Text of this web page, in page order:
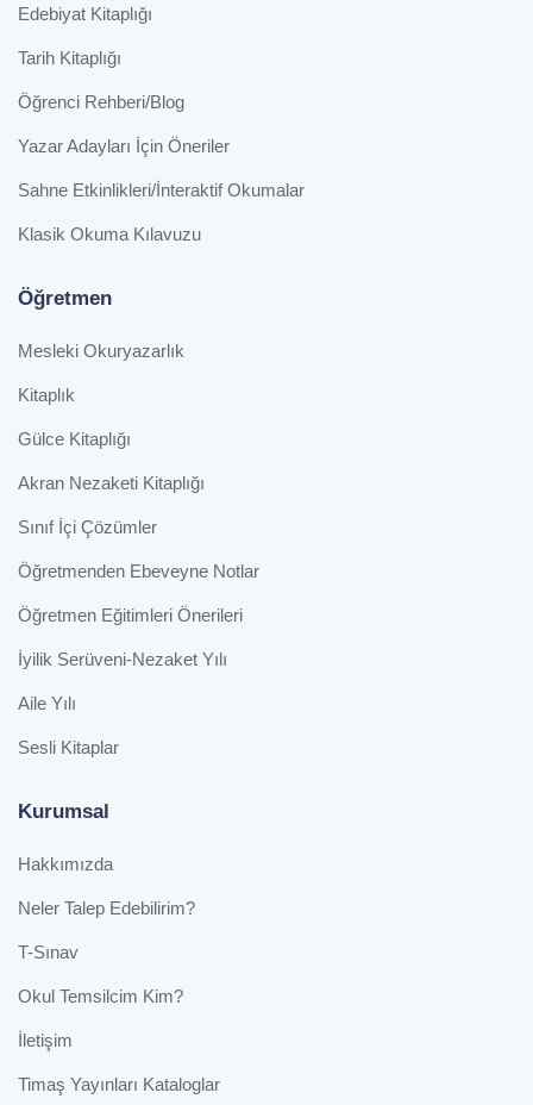
Edebiyat Kitaplığı
Tarih Kitaplığı
Öğrenci Rehberi/Blog
Yazar Adayları İçin Öneriler
Sahne Etkinlikleri/İnteraktif Okumalar
Klasik Okuma Kılavuzu
Öğretmen
Mesleki Okuryazarlık
Kitaplık
Gülce Kitaplığı
Akran Nezaketi Kitaplığı
Sınıf İçi Çözümler
Öğretmenden Ebeveyne Notlar
Öğretmen Eğitimleri Önerileri
İyilik Serüveni-Nezaket Yılı
Aile Yılı
Sesli Kitaplar
Kurumsal
Hakkımızda
Neler Talep Edebilirim?
T-Sınav
Okul Temsilcim Kim?
İletişim
Timaş Yayınları Kataloglar